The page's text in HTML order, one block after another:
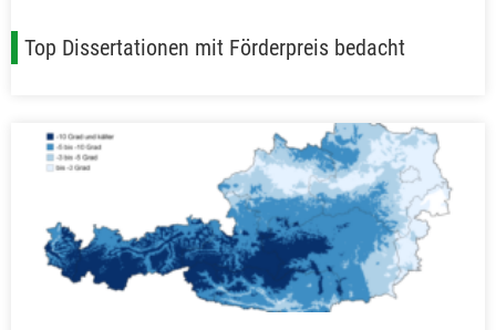
Top Dissertationen mit Förderpreis bedacht